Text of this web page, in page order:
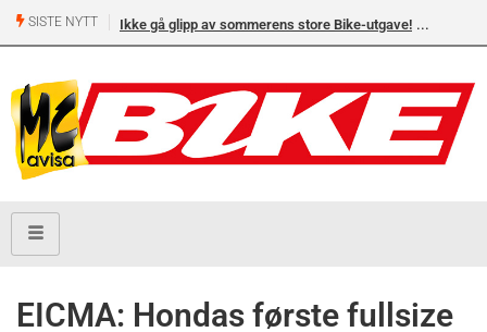
SISTE NYTT Ikke gå glipp av sommerens store Bike-utgave!
EICMA: Hondas første fullsize